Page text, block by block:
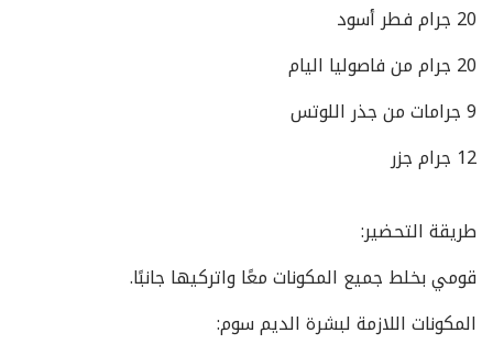
20 جرام فطر أسود
20 جرام من فاصوليا اليام
9 جرامات من جذر اللوتس
12 جرام جزر
طريقة التحضير:
قومي بخلط جميع المكونات معًا واتركيها جانبًا.
المكونات اللازمة لبشرة الديم سوم: